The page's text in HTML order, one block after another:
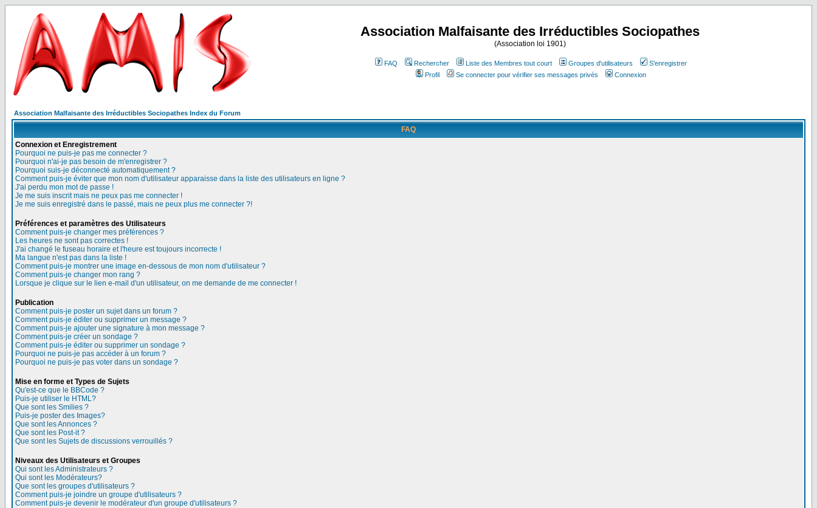
Association Malfaisante des Irréductibles Sociopathes
(Association loi 1901)
FAQ Rechercher Liste des Membres tout court Groupes d'utilisateurs
S'enregistrer
Profil
Se connecter pour vérifier ses messages privés Connexion
Association Malfaisante des Irréductibles Sociopathes Index du Forum
FAQ
Connexion et Enregistrement
Pourquoi ne puis-je pas me connecter ?
Pourquoi n'ai-je pas besoin de m'enregistrer ?
Pourquoi suis-je déconnecté automatiquement ?
Comment puis-je éviter que mon nom d'utilisateur apparaisse dans la liste des utilisateurs en ligne ?
J'ai perdu mon mot de passe !
Je me suis inscrit mais ne peux pas me connecter !
Je me suis enregistré dans le passé, mais ne peux plus me connecter ?!
Préférences et paramètres des Utilisateurs
Comment puis-je changer mes préférences ?
Les heures ne sont pas correctes !
J'ai changé le fuseau horaire et l'heure est toujours incorrecte !
Ma langue n'est pas dans la liste !
Comment puis-je montrer une image en-dessous de mon nom d'utilisateur ?
Comment puis-je changer mon rang ?
Lorsque je clique sur le lien e-mail d'un utilisateur, on me demande de me connecter !
Publication
Comment puis-je poster un sujet dans un forum ?
Comment puis-je éditer ou supprimer un message ?
Comment puis-je ajouter une signature à mon message ?
Comment puis-je créer un sondage ?
Comment puis-je éditer ou supprimer un sondage ?
Pourquoi ne puis-je pas accéder à un forum ?
Pourquoi ne puis-je pas voter dans un sondage ?
Mise en forme et Types de Sujets
Qu'est-ce que le BBCode ?
Puis-je utiliser le HTML?
Que sont les Smilies ?
Puis-je poster des Images?
Que sont les Annonces ?
Que sont les Post-it ?
Que sont les Sujets de discussions verrouillés ?
Niveaux des Utilisateurs et Groupes
Qui sont les Administrateurs ?
Qui sont les Modérateurs?
Que sont les groupes d'utilisateurs ?
Comment puis-je joindre un groupe d'utilisateurs ?
Comment puis-je devenir le modérateur d'un groupe d'utilisateurs ?